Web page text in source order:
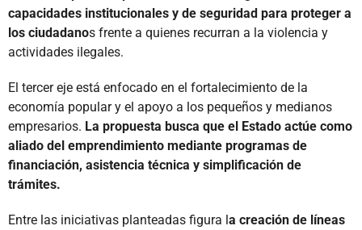
capacidades institucionales y de seguridad para proteger a
los ciudadanos frente a quienes recurran a la violencia y
actividades ilegales.
El tercer eje está enfocado en el fortalecimiento de la
economía popular y el apoyo a los pequeños y medianos
empresarios. La propuesta busca que el Estado actúe como
aliado del emprendimiento mediante programas de
financiación, asistencia técnica y simplificación de
trámites.
Entre las iniciativas planteadas figura la creación de líneas